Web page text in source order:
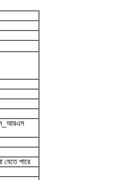
যেতে পারে